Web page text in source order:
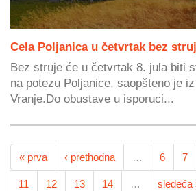
Cela Poljanica u četvrtak bez
Bez struje će u četvrtak 8. jula biti
na potezu Poljanice, saopšteno je
Vranje.Do obustave u isporuci...
« prva ‹ prethodna … 6 7
11 12 13 14 … sledeća